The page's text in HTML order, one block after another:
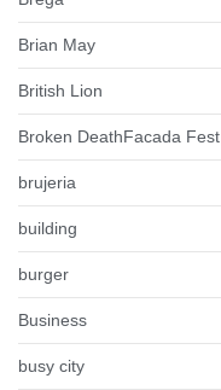
Brian May
British Lion
Broken DeathFacada Fest
brujeria
building
burger
Business
busy city